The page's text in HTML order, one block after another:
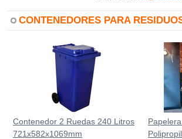
CONTENEDORES PARA
Contenedor 2 Ruedas 240 Litros
721х582х1069mm